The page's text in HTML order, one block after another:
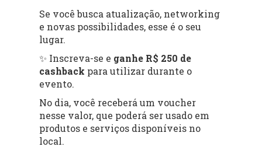
Se você busca atualização, networking
e novas possibilidades, esse é o seu
lugar.
✨ Inscreva-se e ganhe R$ 250 de
cashback para utilizar durante o
evento.
No dia, você receberá um voucher
nesse valor, que poderá ser usado em
produtos e serviços disponíveis no
local.